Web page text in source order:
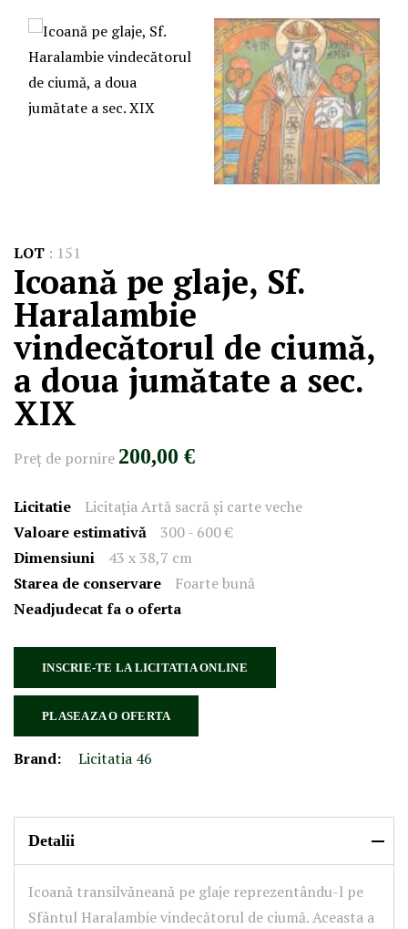
LOT : 151
Icoană pe glaje, Sf.
Haralambie
vindecătorul de ciumă,
a doua jumătate a sec.
XIX
Preţ de pornire 200,00 €
Licitatie
Licitația Artă sacră și carte veche
Valoare estimativă
300 - 600 €
Dimensiuni
43 x 38,7 cm
Starea de conservare
Foarte bună
Neadjudecat fa o oferta
INSCRIE-TE LA LICITATIA ONLINE
PLASEAZA O OFERTA
Brand: Licitatia 46
Detalii
Icoană transilvăneană pe glaje reprezentându-l pe
Sfântul Haralambie vindecătorul de ciumă. Aceasta a